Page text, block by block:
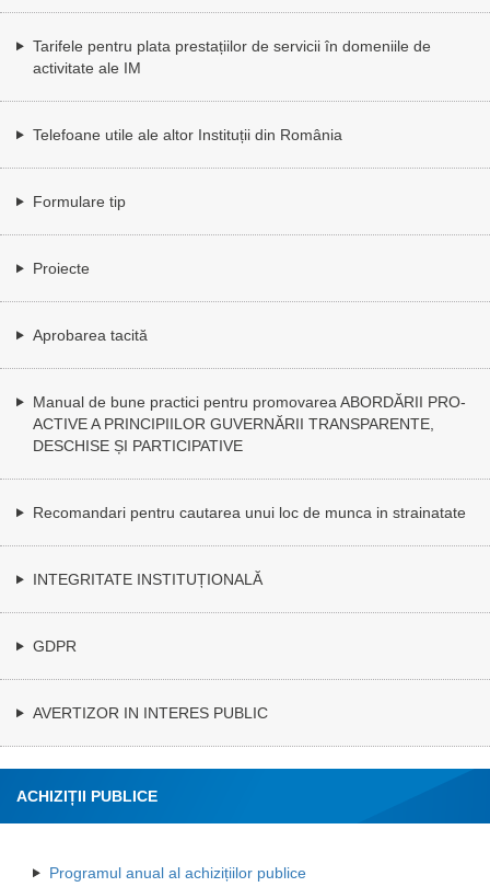
Tarifele pentru plata prestațiilor de servicii în domeniile de
activitate ale IM
Telefoane utile ale altor Instituții din România
Formulare tip
Proiecte
Aprobarea tacită
Manual de bune practici pentru promovarea ABORDĂRII PRO-
ACTIVE A PRINCIPIILOR GUVERNĂRII TRANSPARENTE,
DESCHISE ȘI PARTICIPATIVE
Recomandari pentru cautarea unui loc de munca in strainatate
INTEGRITATE INSTITUȚIONALĂ
GDPR
AVERTIZOR IN INTERES PUBLIC
ACHIZIȚII PUBLICE
Programul anual al achizițiilor publice